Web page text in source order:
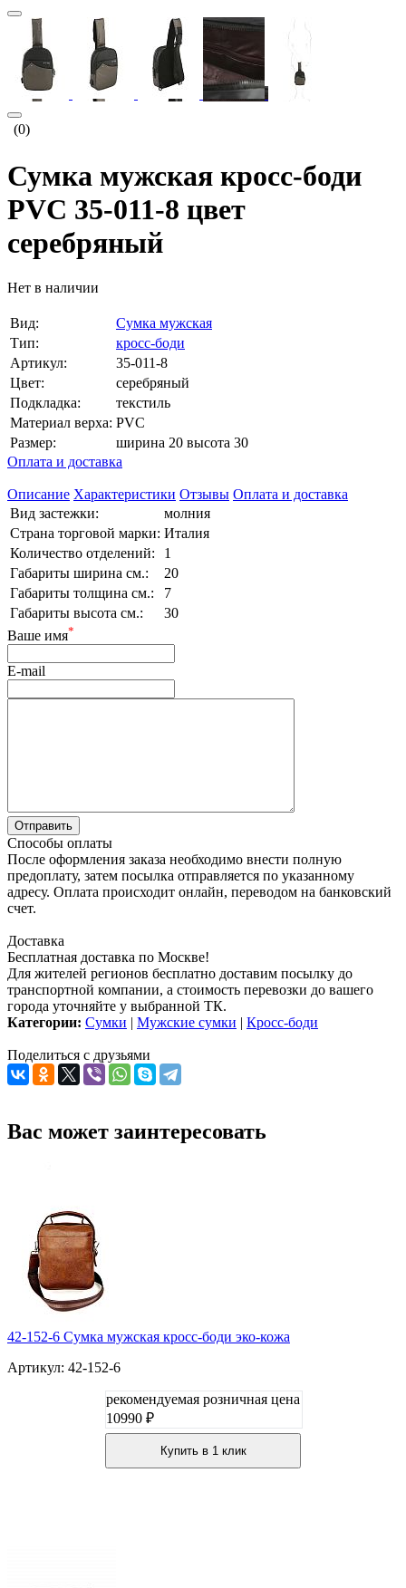
(0)
Сумка мужская кросс-боди
PVC 35-011-8 цвет
серебряный
Нет в наличии
Вид:
Сумка мужская
Тип:
кросс-боди
Артикул:
35-011-8
Цвет:
серебряный
Подкладка:
текстиль
Материал верха: PVC
Размер:
ширина 20 высота 30
Оплата и доставка
Описание Характеристики Отзывы Оплата и доставка
Вид застежки:
молния
Страна торговой марки: Италия
Количество отделений:
1
Габариты ширина см.:
20
Габариты толщина см.:
7
Габариты высота см.:
30
Ваше имя*
E-mail
Способы оплаты
После оформления заказа необходимо внести полную
предоплату, затем посылка отправляется по указанному
адресу. Оплата происходит онлайн, переводом на банковский
счет.
Доставка
Бесплатная доставка по Москве!
Для жителей регионов бесплатно доставим посылку до
транспортной компании, а стоимость перевозки до вашего
города уточняйте у выбранной ТК.
Категории: Сумки | Мужские сумки | Кросс-боди
Поделиться с друзьями
Вас может заинтересовать
42-152-6 Сумка мужская кросс-боди эко-кожа
Артикул: 42-152-6
рекомендуемая розничная цена
10990 ₽
Купить в 1 клик